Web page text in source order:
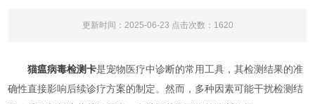
更新时间：2025-06-23 点击次数：1620
猫瘟病毒检测卡是宠物医疗中诊断的常用工具，其检测结果的准
确性直接影响后续诊疗方案的制定。然而，多种因素可能干扰检测结